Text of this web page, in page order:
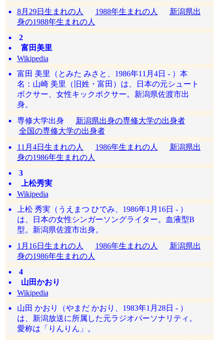
8月29日生まれの人
1988年生まれの人
新潟県出
身の1988年生まれの人
2
富田美里
Wikipedia
富田 美里（とみた みさと、1986年11月4日 - ）本
名：山崎 美里（旧姓・富田）は、日本の元シュート
ボクサー、女性キックボクサー。新潟県佐渡市出
身。
専修大学出身 新潟県出身の専修大学の出身者
全国の専修大学の出身者
11月4日生まれの人
1986年生まれの人
新潟県出
身の1986年生まれの人
3
上松秀実
Wikipedia
上松 秀実（うえまつ ひでみ、1986年1月16日 - ）
は、日本の女性シンガーソングライター。血液型B
型。新潟県佐渡市出身。
1月16日生まれの人
1986年生まれの人
新潟県出
身の1986年生まれの人
4
山田かおり
Wikipedia
山田 かおり（やまだ かおり、1983年1月28日 - ）
は、新潟放送に所属した元ラジオパーソナリティ。
愛称は「りんりん」。